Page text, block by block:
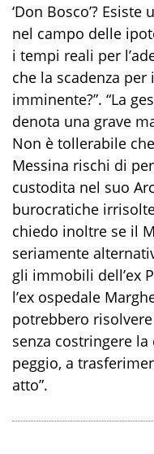
‘Don Bosco’?
nel campo delle
i tempi reali per
che la scadenza per
imminente?”. “La
denota una grave
Non è tollerabile
Messina rischi di
custodita nel suo
burocratiche
chiedo inoltre se il
seriamente
gli immobili dell’ex
l’ex ospedale
potrebbero
senza costringere
peggio, a
atto”.